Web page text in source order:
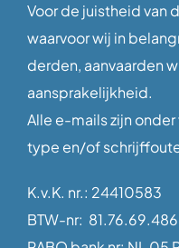
Voor de juistheid van
waarvoor wij in
derden, aanvaarden
aansprakelijkheid.
Alle e-mails zijn
type en/of
K.v.K. nr.: 24410583
BTW-nr: